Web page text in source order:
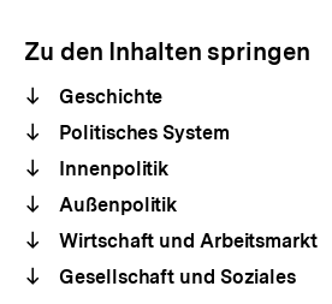
Zu den Inhalten springen
Geschichte
Politisches System
Innenpolitik
Außenpolitik
Wirtschaft und Arbeitsmarkt
Gesellschaft und Soziales